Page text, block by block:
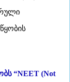
“NEET (Not